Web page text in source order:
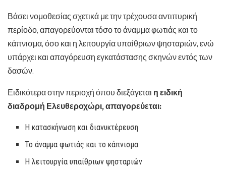
Βάσει νομοθεσίας σχετικά με την τρέχουσα αντιπυρική
περίοδο, απαγορεύονται τόσο το άναμμα φωτιάς και το
κάπνισμα, όσο και η λειτουργία υπαίθριων ψησταριών, ενώ
υπάρχει και απαγόρευση εγκατάστασης σκηνών εντός των
δασών.
Ειδικότερα στην περιοχή όπου διεξάγεται η ειδική
διαδρομή Ελευθεροχώρι, απαγορεύεται:
Η κατασκήνωση και διανυκτέρευση
Το άναμμα φωτιάς και το κάπνισμα
Η λειτουργία υπαίθριων ψησταριών